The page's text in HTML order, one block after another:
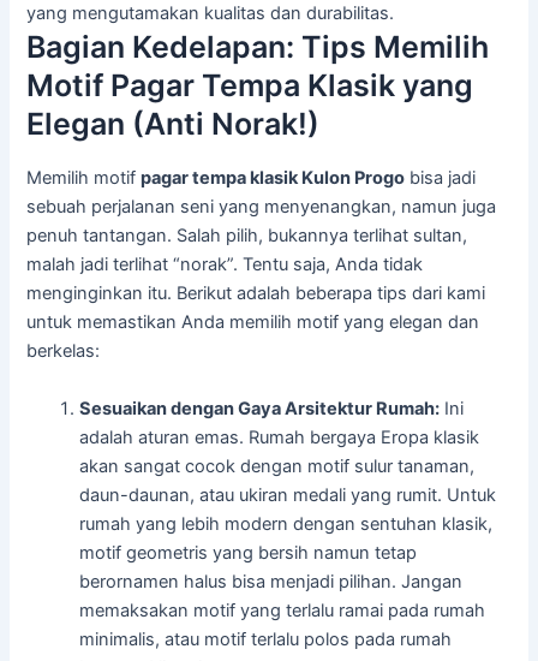
yang mengutamakan kualitas dan durabilitas.
Bagian Kedelapan: Tips Memilih
Motif Pagar Tempa Klasik yang
Elegan (Anti Norak!)
Memilih motifpagar tempa klasik Kulon Progo bisa jadi
sebuah perjalanan seni yang menyenangkan, namun juga
penuh tantangan. Salah pilih, bukannya terlihat sultan,
malah jadi terlihat “norak”. Tentu saja, Anda tidak
menginginkan itu. Berikut adalah beberapa tips dari kami
untuk memastikan Anda memilih motif yang elegan dan
berkelas:
Sesuaikan dengan Gaya Arsitektur Rumah: Ini
adalah aturan emas. Rumah bergaya Eropa klasik
akan sangat cocok dengan motif sulur tanaman,
daun-daunan, atau ukiran medali yang rumit. Untuk
rumah yang lebih modern dengan sentuhan klasik,
motif geometris yang bersih namun tetap
berornamen halus bisa menjadi pilihan. Jangan
memaksakan motif yang terlalu ramai pada rumah
minimalis, atau motif terlalu polos pada rumah